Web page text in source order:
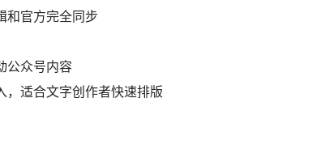
和官方完全同步
公众号内容
适合文字创作者快速排版